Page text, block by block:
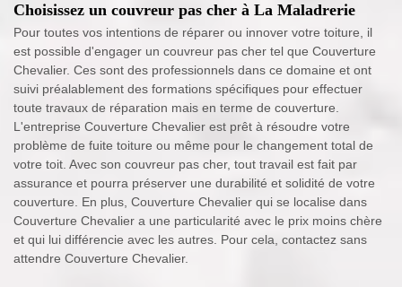
Choisissez un couvreur pas cher à La Maladrerie
Pour toutes vos intentions de réparer ou innover votre toiture, il
est possible d'engager un couvreur pas cher tel que Couverture
Chevalier. Ces sont des professionnels dans ce domaine et ont
suivi préalablement des formations spécifiques pour effectuer
toute travaux de réparation mais en terme de couverture.
L'entreprise Couverture Chevalier est prêt à résoudre votre
problème de fuite toiture ou même pour le changement total de
votre toit. Avec son couvreur pas cher, tout travail est fait par
assurance et pourra préserver une durabilité et solidité de votre
couverture. En plus, Couverture Chevalier qui se localise dans
Couverture Chevalier a une particularité avec le prix moins chère
et qui lui différencie avec les autres. Pour cela, contactez sans
attendre Couverture Chevalier.